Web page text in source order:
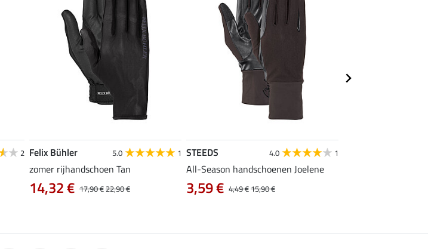
2 Felix Bühler 5.0 1
zomer rijhandschoen Tan
17,90 €22,90 €
14,32 €
STEEDS 4.0 1
All-Season handschoenen Joelene
4,49 €15,90 €
3,59 €